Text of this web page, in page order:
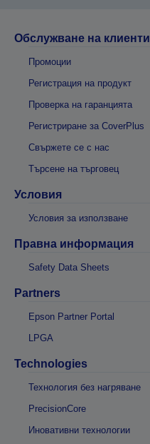
Обслужване на клиенти
Промоции
Регистрация на продукт
Проверка на гаранцията
Регистриране за CoverPlus
Свържете се с нас
Търсене на търговец
Условия
Условия за използване
Правна информация
Safety Data Sheets
Partners
Epson Partner Portal
LPGA
Technologies
Технология без нагряване
PrecisionCore
Иновативни технологии